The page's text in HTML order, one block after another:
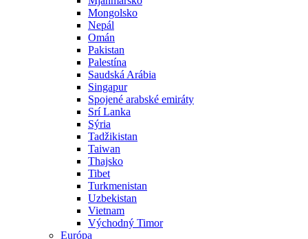
Mongolsko
Nepál
Omán
Pakistan
Palestína
Saudská Arábia
Singapur
Spojené arabské emiráty
Srí Lanka
Sýria
Tadžikistan
Taiwan
Thajsko
Tibet
Turkmenistan
Uzbekistan
Vietnam
Východný Timor
Európa